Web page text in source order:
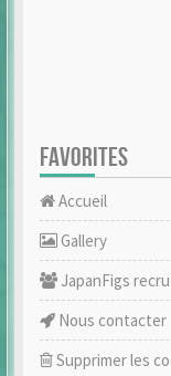
FAVORITES
Accueil
Gallery
JapanFigs
Nous contacter
Supprimer les